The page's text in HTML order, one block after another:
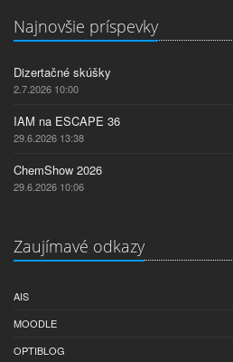
Najnovšie príspevky
Dizertačné skúšky
2.7.2026 10:00
IAM na ESCAPE 36
29.6.2026 13:38
ChemShow 2026
29.6.2026 10:06
Zaujímavé odkazy
AIS
MOODLE
OPTIBLOG